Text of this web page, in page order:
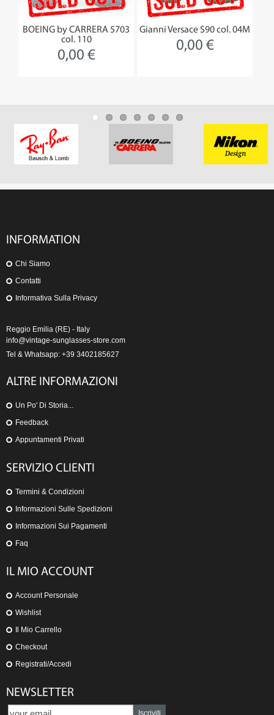
BOEING by CARRERA 5703
col. 110
0,00 €
Gianni Versace S90 col. 04M
0,00 €
INFORMATION
Chi Siamo
Contatti
Informativa Sulla Privacy
Reggio Emilia (RE) - Italy
info@vintage-sunglasses-store.com
Tel & Whatsapp: +39 3402185627
ALTRE INFORMAZIONI
Un Po' Di Storia...
Feedback
Appuntamenti Privati
SERVIZIO CLIENTI
Termini & Condizioni
Informazioni Sulle Spedizioni
Informazioni Sui Pagamenti
Faq
IL MIO ACCOUNT
Account Personale
Wishlist
Il Mio Carrello
Checkout
Registrati/Accedi
NEWSLETTER
Iscriviti